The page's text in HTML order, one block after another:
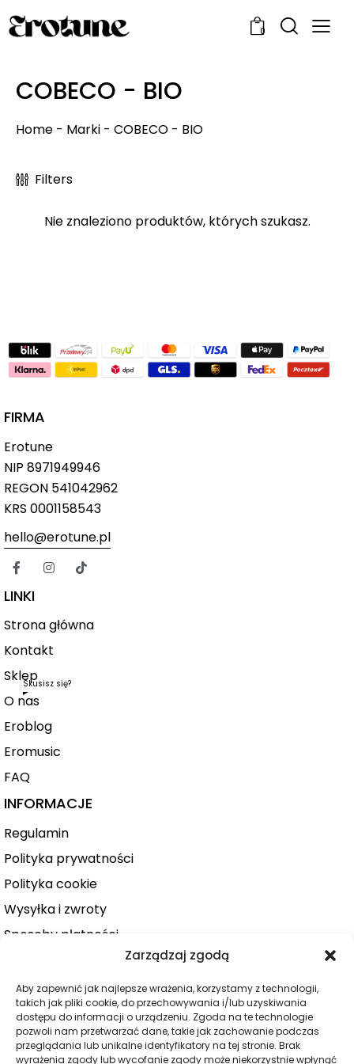
Zarządzaj zgodą
Aby zapewnić jak najlepsze wrażenia, korzystamy z technologii,
takich jak pliki cookie, do przechowywania i/lub uzyskiwania
dostępu do informacji o urządzeniu. Zgoda na te technologie
pozwoli nam przetwarzać dane, takie jak zachowanie podczas
przeglądania lub unikalne identyfikatory na tej stronie. Brak
wyrażenia zgody lub wycofanie zgody może niekorzystnie wpłynąć
0
COBECO - BIO
Home - Marki - COBECO - BIO
Filters
Nie znaleziono produktów, których szukasz.
FIRMA
Erotune
NIP 8971949946
REGON 541042962
KRS 0001158543
hello@erotune.pl
LINKI
Strona główna
Kontakt
Sklep
O nas
Skusisz się?
Eroblog
Eromusic
FAQ
INFORMACJE
Regulamin
Polityka prywatności
Polityka cookie
Wysyłka i zwroty
Sposoby płatności
Zamówienie
KATEGORIE
Dla niej